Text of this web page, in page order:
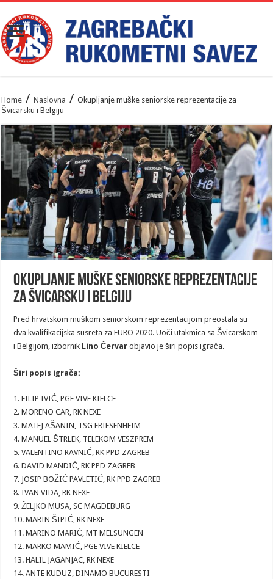
Home / Naslovna / Okupljanje muške seniorske reprezentacije za
Švicarsku i Belgiju
Okupljanje muške seniorske reprezentacije
za Švicarsku i Belgiju
Pred hrvatskom muškom seniorskom reprezentacijom preostala su
dva kvalifikacijska susreta za EURO 2020. Uoči utakmica sa Švicarskom
i Belgijom, izbornik Lino Červar objavio je širi popis igrača.
Širi popis igrača:
1. FILIP IVIĆ, PGE VIVE KIELCE
2. MORENO CAR, RK NEXE
3. MATEJ AŠANIN, TSG FRIESENHEIM
4. MANUEL ŠTRLEK, TELEKOM VESZPREM
5. VALENTINO RAVNIĆ, RK PPD ZAGREB
6. DAVID MANDIĆ, RK PPD ZAGREB
7. JOSIP BOŽIĆ PAVLETIĆ, RK PPD ZAGREB
8. IVAN VIDA, RK NEXE
9. ŽELJKO MUSA, SC MAGDEBURG
10. MARIN ŠIPIĆ, RK NEXE
11. MARINO MARIĆ, MT MELSUNGEN
12. MARKO MAMIĆ, PGE VIVE KIELCE
13. HALIL JAGANJAC, RK NEXE
14. ANTE KUDUZ, DINAMO BUCURESTI